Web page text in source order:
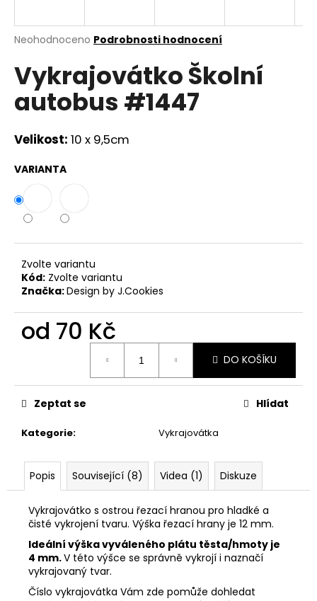
Průměrné
produktu
je
z
hvězdiček.
Neohodnoceno Podrobnosti hodnocení
Vykrajovátko Školní
autobus #1447
Velikost: 10 x 9,5cm
VARIANTA
Zvolte variantu
Kód: Zvolte variantu
Značka:Design by J.Cookies
od 70 Kč
DO KOŠÍKU
Kategorie: Vykrajovátka
Zeptat se Hlídat
Popis Související (8) Videa (1) Diskuze
Vykrajovátko s ostrou řezací hranou pro hladké a
čisté vykrojení tvaru. Výška řezací hrany je 12 mm.
Ideální výška vyváleného plátu těsta/hmoty je
4 mm.V této výšce se správně vykrojí i naznačí
vykrajovaný tvar.
Číslo vykrajovátka Vám zde pomůže dohledat
j
t
?
D
o
p
o
č
u
m
e
VYKRAJOVÁTKO
SET
#347
74
Kč